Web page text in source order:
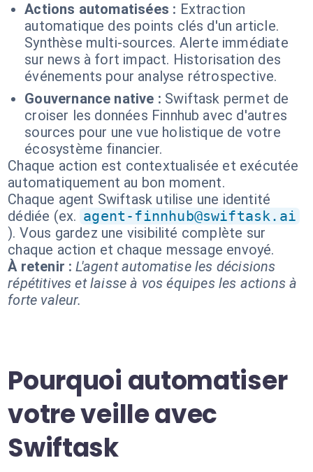
Actions automatisées : Extraction
automatique des points clés d'un article.
Synthèse multi-sources. Alerte immédiate
sur news à fort impact. Historisation des
événements pour analyse rétrospective.
Gouvernance native : Swiftask permet de
croiser les données Finnhub avec d'autres
sources pour une vue holistique de votre
écosystème financier.
Chaque action est contextualisée et exécutée
automatiquement au bon moment.
Chaque agent Swiftask utilise une identité
dédiée (ex. agent-finnhub@swiftask.ai
). Vous gardez une visibilité complète sur
chaque action et chaque message envoyé.
À retenir : L'agent automatise les décisions
répétitives et laisse à vos équipes les actions à
forte valeur.
Pourquoi automatiser
votre veille avec
Swiftask